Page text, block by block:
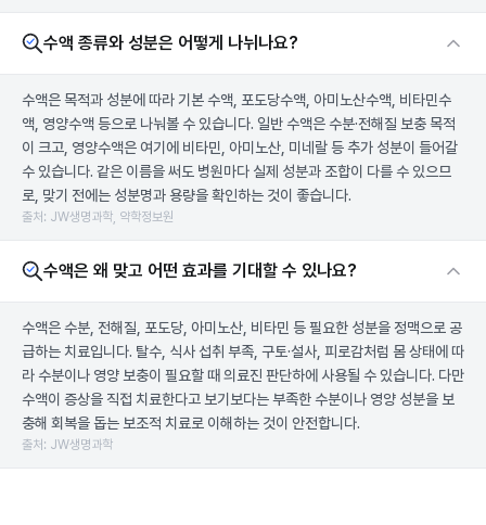
수액 종류와 성분은 어떻게 나뉘나요?
수액은 목적과 성분에 따라 기본 수액, 포도당수액, 아미노산수액, 비타민수
액, 영양수액 등으로 나눠볼 수 있습니다. 일반 수액은 수분·전해질 보충 목적
이 크고, 영양수액은 여기에 비타민, 아미노산, 미네랄 등 추가 성분이 들어갈
수 있습니다. 같은 이름을 써도 병원마다 실제 성분과 조합이 다를 수 있으므
로, 맞기 전에는 성분명과 용량을 확인하는 것이 좋습니다.
출처: JW생명과학, 약학정보원
수액은 왜 맞고 어떤 효과를 기대할 수 있나요?
수액은 수분, 전해질, 포도당, 아미노산, 비타민 등 필요한 성분을 정맥으로 공
급하는 치료입니다. 탈수, 식사 섭취 부족, 구토·설사, 피로감처럼 몸 상태에 따
라 수분이나 영양 보충이 필요할 때 의료진 판단하에 사용될 수 있습니다. 다만
수액이 증상을 직접 치료한다고 보기보다는 부족한 수분이나 영양 성분을 보
충해 회복을 돕는 보조적 치료로 이해하는 것이 안전합니다.
출처: JW생명과학